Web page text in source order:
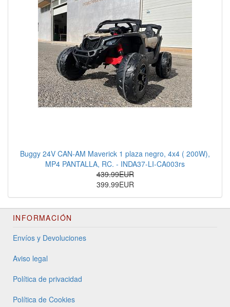
Buggy 24V CAN-AM Maverick 1 plaza negro, 4x4 ( 200W),
MP4 PANTALLA, RC. - INDA37-LI-CA003rs
439.99EUR
399.99EUR
INFORMACIÓN
Envíos y Devoluciones
Aviso legal
Política de privacidad
Política de Cookies